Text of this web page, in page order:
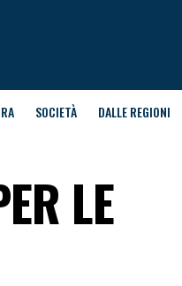
SOCIETÀ DALLE REGIONI
LE